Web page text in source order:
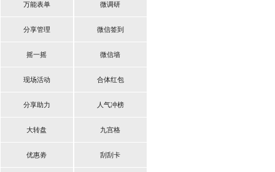
万能表单 微调研
分享管理 微信签到
摇一摇 微信墙
现场活动 合体红包
分享助力 人气冲榜
大转盘 九宫格
优惠劵 刮刮卡